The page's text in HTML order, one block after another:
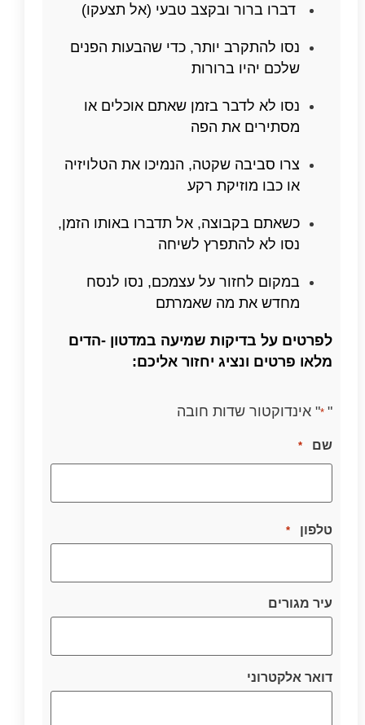
דברו ברור ובקצב טבעי (אל תצעקו)
נסו להתקרב יותר, כדי שהבעות הפנים
שלכם יהיו ברורות
נסו לא לדבר בזמן שאתם אוכלים או
מסתירים את הפה
צרו סביבה שקטה, הנמיכו את הטלויזיה
או כבו מוזיקת רקע
כשאתם בקבוצה, אל תדברו באותו הזמן,
נסו לא להתפרץ לשיחה
במקום לחזור על עצמכם, נסו לנסח
מחדש את מה שאמרתם
לפרטים על בדיקות שמיעה במדטון -הדים
מלאו פרטים ונציג יחזור אליכם:
"
*" אינדוקטור שדות חובה
שם *
טלפון *
עיר מגורים
דואר אלקטרוני